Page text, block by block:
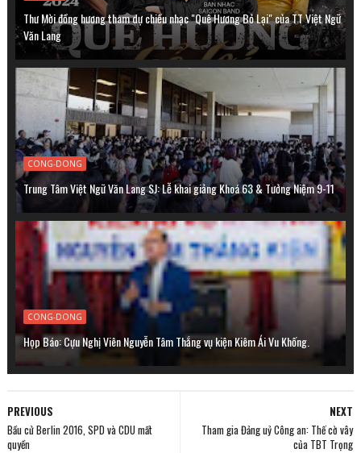
Thư Mời đồng hương tham dự chiều nhạc "Quê Hương Bỏ Lại" của TT Việt Ngữ
Văn Lang
CONG-DONG
Trung Tâm Việt Ngữ Văn Lang SJ: Lễ khai giảng Khoá 63 & Tưởng Niệm 9-11
CONG-DONG
Họp Báo: Cựu Nghị Viên Nguyễn Tâm Thắng vụ kiện Kiêm Ái Vu Khống.
NEXT
Tham gia Đảng uỷ Công an: Thế cờ vây
của TBT Trọng
PREVIOUS
Bầu cử Berlin 2016, SPD và CDU mất
quyền